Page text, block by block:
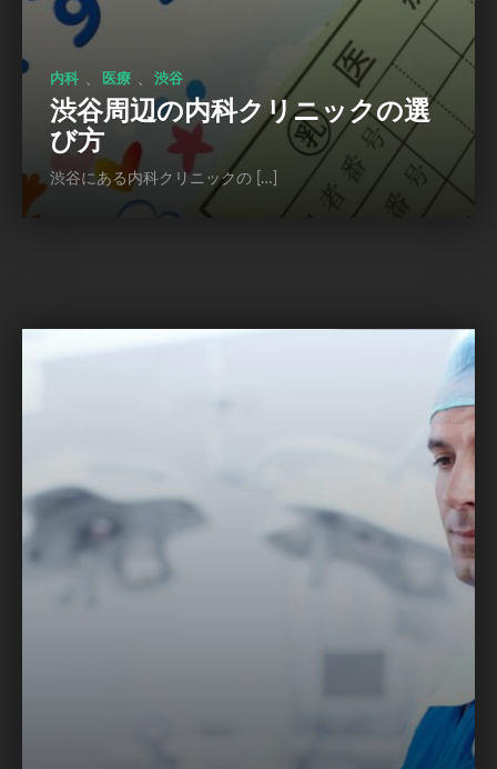
内科 医療 渋谷
渋谷周辺の内科クリニックの選
び方
渋谷にある内科クリニックの […]